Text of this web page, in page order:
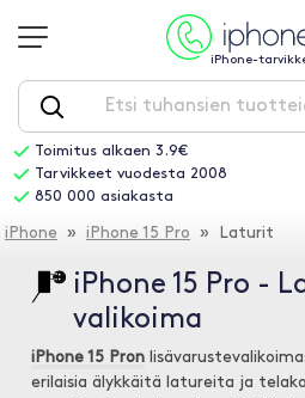
iPhone-
Toimitus alkaen 3.9€
Tarvikkeet vuodesta 2008
850 000 asiakasta
iPhone » iPhone 15 Pro » Laturit
iPhone 15 Pro -
valikoima
iPhone 15 Pron
erilaisia älykkäitä latureita ja